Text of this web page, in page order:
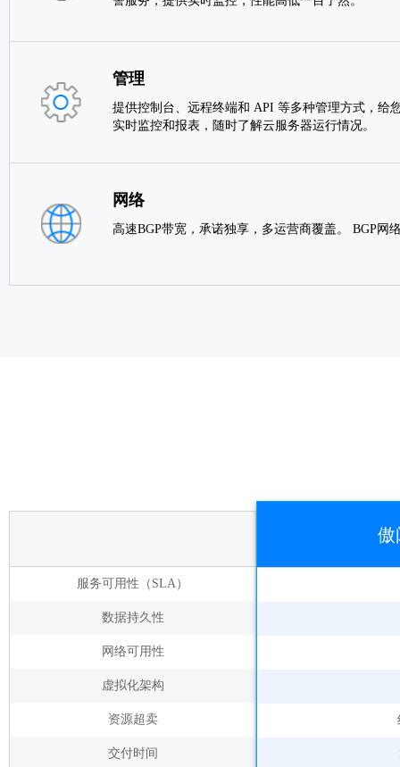
管理
提供控制台、远程终端和 API 等多种管理方式，给
实时监控和报表，随时了解云服务器运行情况。
网络
高速BGP带宽，承诺独享，多运营商覆盖。 BGP
服务可用性（SLA）
数据持久性
网络可用性
虚拟化架构
资源超卖
交付时间
傲